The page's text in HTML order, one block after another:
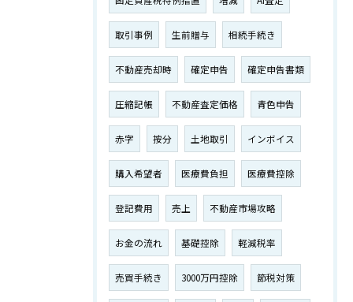
取引事例 生前贈与 相続手続き
不動産売却時 確定申告 確定申告書類
圧縮記帳 不動産査定価格 青色申告
赤字 按分 土地取引 インボイス
購入希望者 医療費負担 医療費控除
登記費用 売上 不動産市場攻略
お金の流れ 基礎控除 軽減税率
売買手続き 3000万円控除 節税対策